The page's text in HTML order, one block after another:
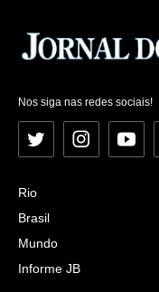
Nos siga nas redes sociais!
Twitter Instagram
Rio
Brasil
Mundo
Informe JB